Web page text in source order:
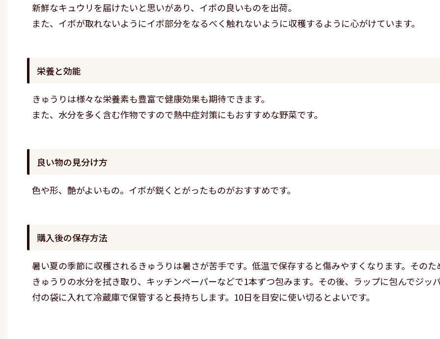
新鮮なキュウリを届けたいと思いがあり、イボの良いものを出荷。
また、イボが取れないようにイボ部分をなるべく触れないように収穫するように心がけています。
栄養と効能
きゅうりは様々な栄養素も豊富で健康効果も期待できます。
また、水分を多く含む作物ですので熱中症対策にもおすすめな野菜です。
良い物の見分け方
色や形、艶がよいもの。イボが鋭くとがったものがおすすめです。
購入後の保存方法
暑い夏の季節に収穫されるきゅうりは暑さが苦手です。低温で保存すると傷みやすくなります。そのた
きゅうりの水分を拭き取り、キッチンペーパーなどで1本ずつ包みます。その後、ラップに包んでジッ
付の袋に入れて冷蔵庫で保管すると長持ちします。10日を目安に使い切るとよいです。